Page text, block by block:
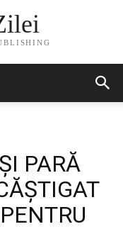
PARĂ